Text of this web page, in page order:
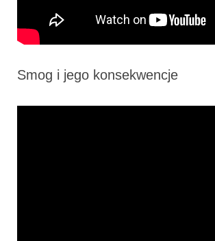
Smog i jego konsekwencje